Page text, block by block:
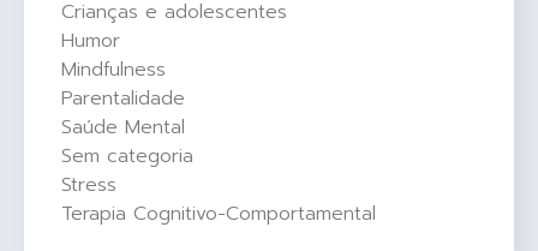
Crianças e adolescentes
Humor
Mindfulness
Parentalidade
Saúde Mental
Sem categoria
Stress
Terapia Cognitivo-Comportamental